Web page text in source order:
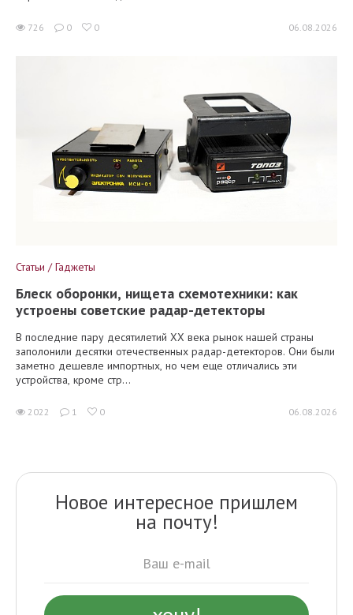
726 0 0 06.08.2026
Статьи / Гаджеты
Блеск оборонки, нищета схемотехники: как
устроены советские радар-детекторы
В последние пару десятилетий XX века рынок нашей страны
заполонили десятки отечественных радар-детекторов. Они были
заметно дешевле импортных, но чем еще отличались эти
устройства, кроме стр...
2022 1 0 06.08.2026
Новое интересное пришлем
на почту!